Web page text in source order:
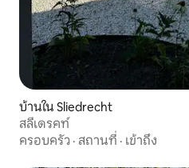
บ้านใน Sliedrecht
สลีเดรคท์
ครอบครัว · สถานที่ · เข้าถึง